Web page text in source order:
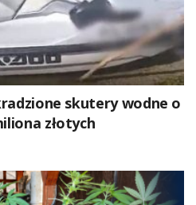
skutery wodne o
złotych